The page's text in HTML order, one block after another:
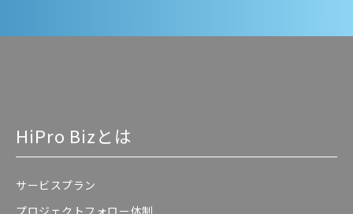
HiPro Bizとは
サービスプラン
プロジェクトフォロー体制